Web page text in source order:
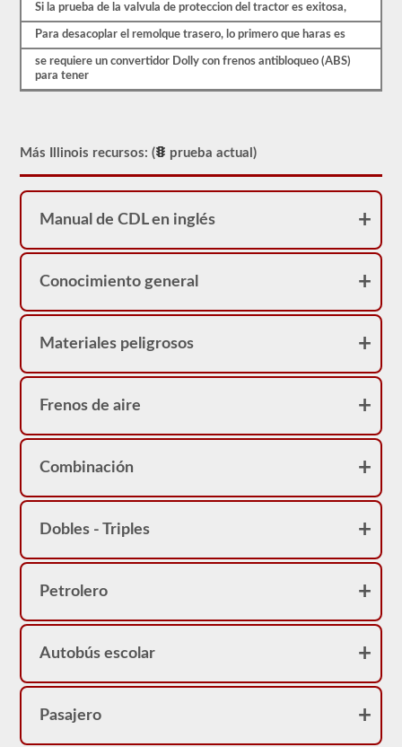
opción
múltiple
una
oportunidad
para
hacerlo
nuestras
de
práctica
comentarios
mostrando
pregunta
destacando
la
respuesta
correcta
y
dando
breve
de
respuesta
es
correcta.
Si la prueba de la valvula de proteccion del tractor es exitosa,
Para desacoplar el remolque trasero, lo primero que haras es
se requiere un convertidor Dolly con frenos antibloqueo (ABS)
para tener
Más Illinois recursos: ( prueba actual)
Manual de CDL en inglés
Conocimiento general
Materiales peligrosos
Frenos de aire
Combinación
Dobles - Triples
Petrolero
Autobús escolar
Pasajero